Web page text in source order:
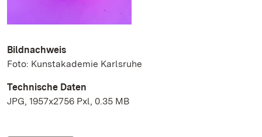
Bildnachweis
Foto: Kunstakademie Karlsruhe
Technische Daten
JPG, 1957x2756 Pxl, 0.35 MB